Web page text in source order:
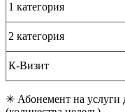
1 категория
2 категория
К-Визит
✳ Абонемент на услуги